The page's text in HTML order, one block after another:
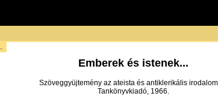
Emberek és istenek...
Szöveggyüjtemény az ateista és antiklerikális
Tankönyvkiadó, 1966.